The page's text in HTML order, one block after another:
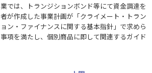
では、トランジションボンド等にて資金調達を
が作成した事業計画が「クライメート・トラン
ン・ファイナンスに関する基本指針」で求めら
項を満たし、個別商品に即して関連するガイド